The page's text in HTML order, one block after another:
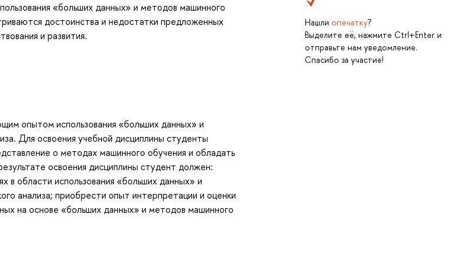
Нашли опечатку?
Выделите её, нажмите Ctrl+Enter и
отправьте нам уведомление.
Спасибо за участие!
«больших данных» и методов машинного
достоинства и недостатки предложенных
и развития.
опытом использования «больших данных» и
Для освоения учебной дисциплины студенты
о методах машинного обучения и обладать
освоения дисциплины студент должен:
области использования «больших данных» и
анализа; приобрести опыт интерпретации и оценки
на основе «больших данных» и методов машинного